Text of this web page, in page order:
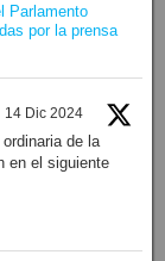
Parlamento
por la prensa
14 Dic 2024
de la
en el siguiente